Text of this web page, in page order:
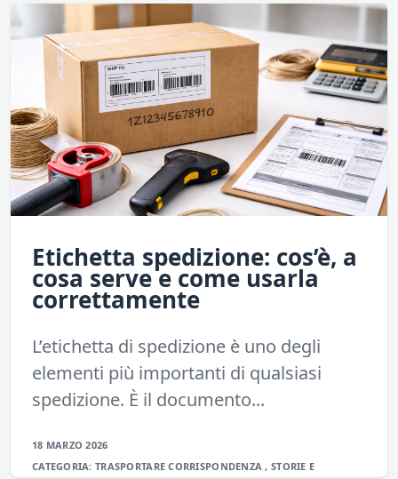
Etichetta spedizione: cos’è, a
cosa serve e come usarla
correttamente
L’etichetta di spedizione è uno degli
elementi più importanti di qualsiasi
spedizione. È il documento...
18 MARZO 2026
CATEGORIA:TRASPORTARECORRISPONDENZA,STORIE E